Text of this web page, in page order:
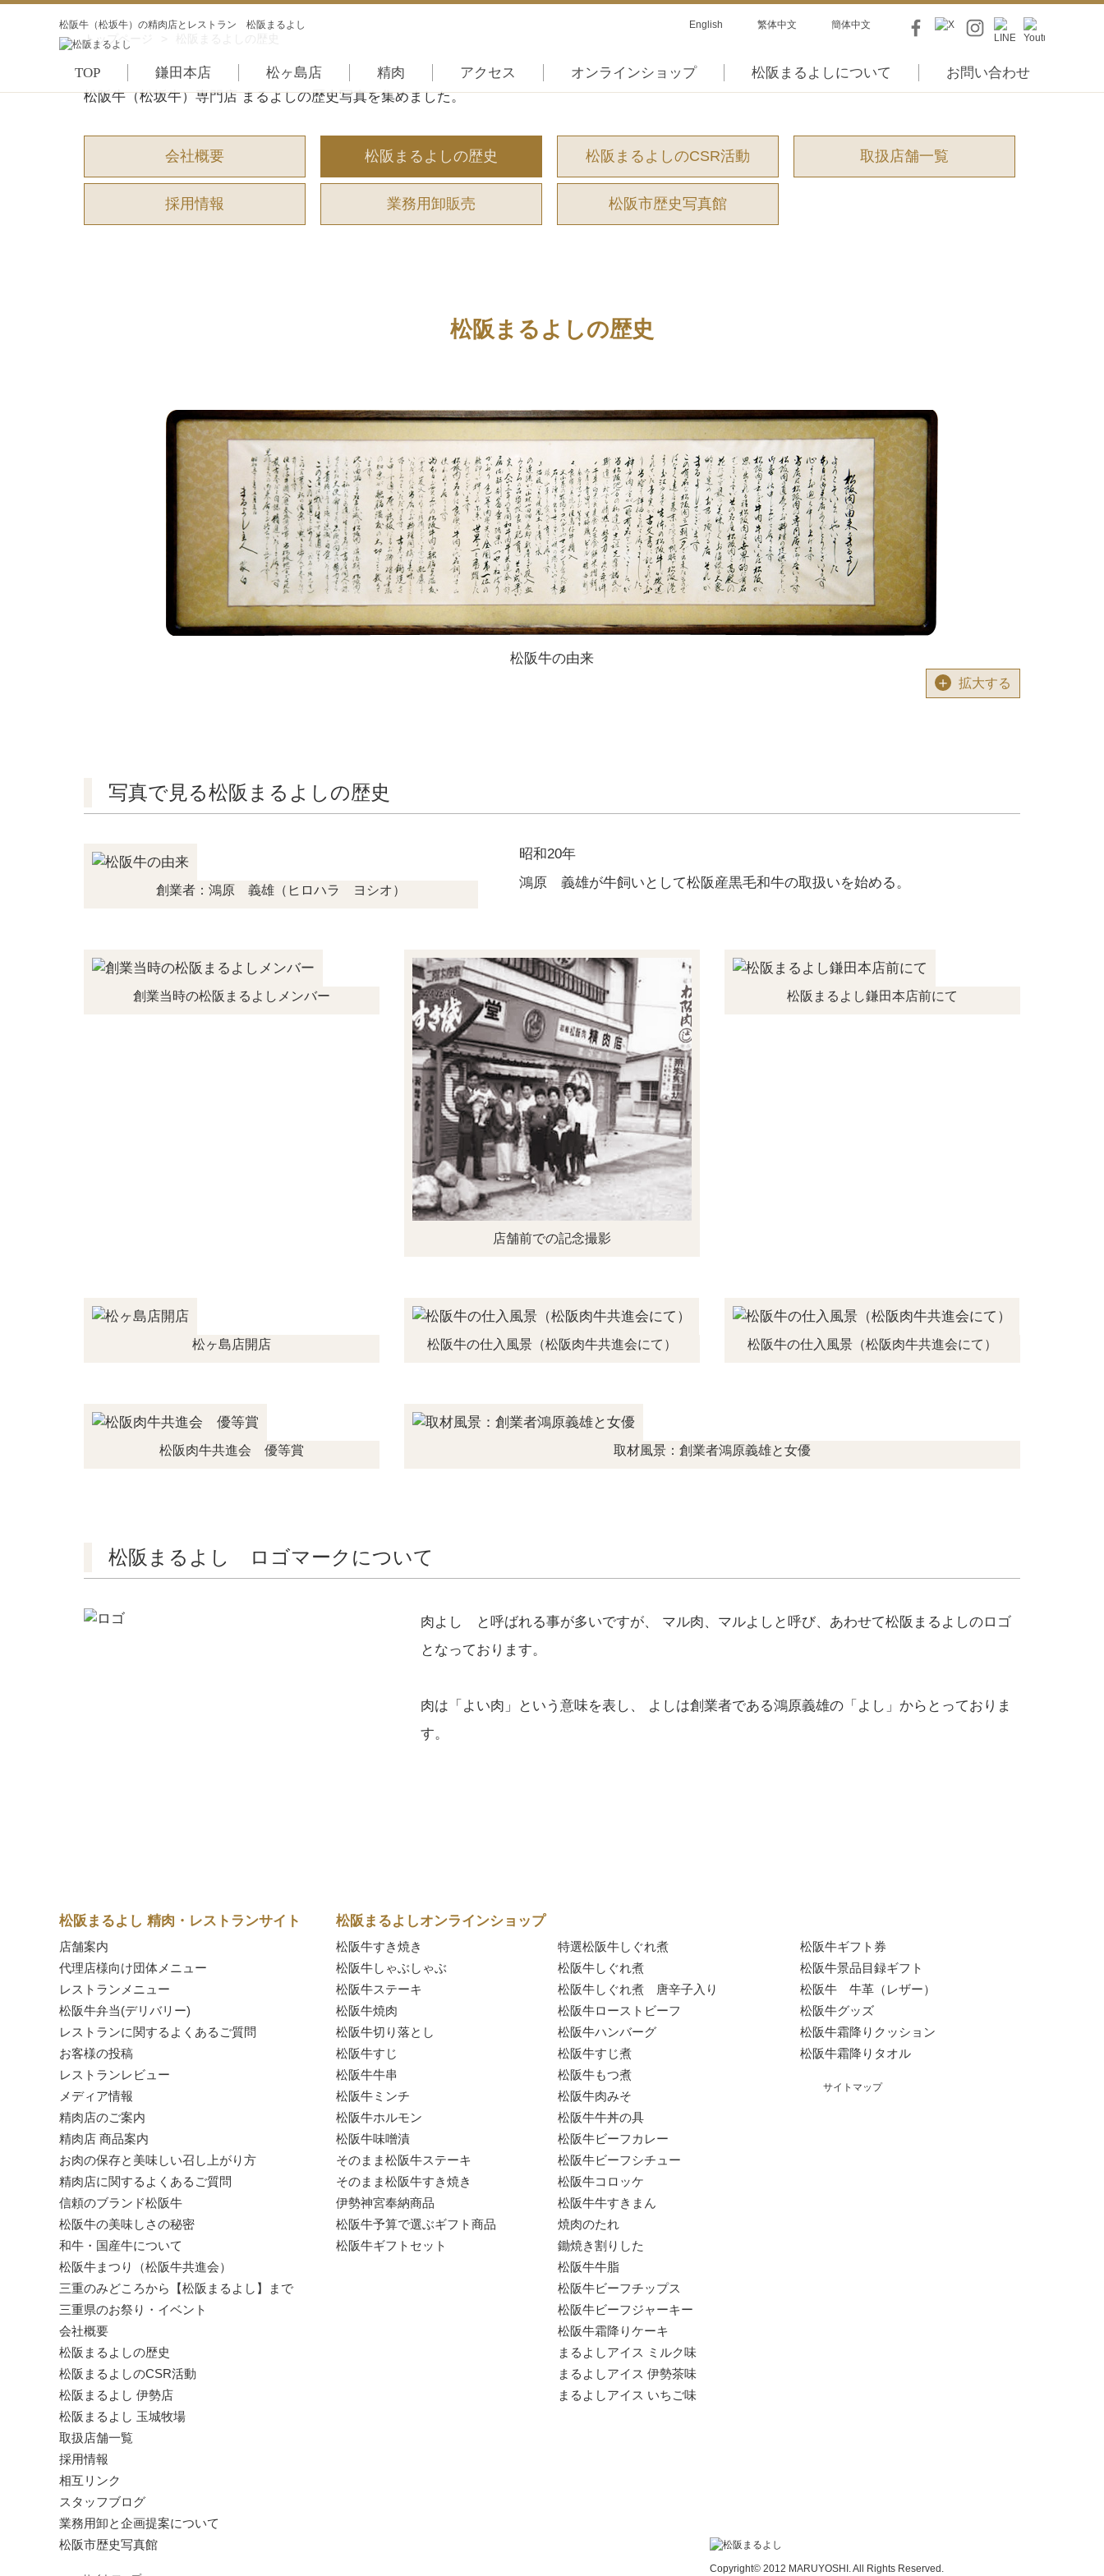
松阪牛（松坂牛）の精肉店とレストラン 松阪まるよし English 繁体中文 簡体中文
TOP 鎌田本店 松ヶ島店 精肉 アクセス オンラインショップ 松阪まるよしについて お問い合わせ
トップページ
松阪牛（松坂牛）専門店 まるよしの歴史写真を集めました。
会社概要 松阪まるよしの歴史 松阪まるよしのCSR活動 取扱店舗一覧
採用情報 業務用卸販売 松阪市歴史写真館
松阪まるよしの歴史
松阪牛の由来
＋ 拡大する
写真で見る松阪まるよしの歴史
創業者：鴻原 義雄（ヒロハラ ヨシオ）
昭和20年
鴻原 義雄が牛飼いとして松阪産黒毛和牛の取扱いを始める。
創業当時の松阪まるよしメンバー
店舗前での記念撮影
松阪まるよし鎌田本店前にて
松ヶ島店開店 松阪牛の仕入風景 （松阪肉牛共進会にて） 松阪牛の仕入風景 （松阪肉牛共進会にて）
松阪肉牛共進会 優等賞 取材風景：創業者鴻原義雄と女優
松阪まるよし ロゴマークについて
肉よし と呼ばれる事が多いですが、 マル肉、マルよしと呼び、あわせて松阪まるよしのロゴ
となっております。
肉は「よい肉」という意味を表し、 よしは創業者である鴻原義雄の「よし」からとっておりま
す。
Copyright© 2012 MARUYOSHI. All Rights Reserved.
松阪まるよし 精肉・レストランサイト
店舗案内
代理店様向け団体メニュー
レストランメニュー
松阪牛弁当(デリバリー)
レストランに関するよくあるご質問
お客様の投稿
レストランレビュー
メディア情報
精肉店のご案内
精肉店 商品案内
お肉の保存と美味しい召し上がり方
精肉店に関するよくあるご質問
信頼のブランド松阪牛
松阪牛の美味しさの秘密
和牛・国産牛について
松阪牛まつり（松阪牛共進会）
三重のみどころから【松阪まるよし】まで
三重県のお祭り・イベント
会社概要
松阪まるよしの歴史
松阪まるよしのCSR活動
松阪まるよし 伊勢店
松阪まるよし 玉城牧場
取扱店舗一覧
採用情報
相互リンク
スタッフブログ
業務用卸と企画提案について
松阪市歴史写真館
松阪まるよしオンラインショップ
松阪牛すき焼き
松阪牛しゃぶしゃぶ
松阪牛ステーキ
松阪牛焼肉
松阪牛切り落とし
松阪牛すじ
松阪牛牛串
松阪牛ミンチ
松阪牛ホルモン
松阪牛味噌漬
そのまま松阪牛ステーキ
そのまま松阪牛すき焼き
伊勢神宮奉納商品
松阪牛予算で選ぶギフト商品
松阪牛ギフトセット
特選松阪牛しぐれ煮
松阪牛しぐれ煮
松阪牛しぐれ煮 唐辛子入り
松阪牛ローストビーフ
松阪牛ハンバーグ
松阪牛すじ煮
松阪牛もつ煮
松阪牛肉みそ
松阪牛牛丼の具
松阪牛ビーフカレー
松阪牛ビーフシチュー
松阪牛コロッケ
松阪牛牛すきまん
焼肉のたれ
鋤焼き割りした
松阪牛牛脂
松阪牛ビーフチップス
松阪牛ビーフジャーキー
松阪牛霜降りケーキ
まるよしアイス ミルク味
まるよしアイス 伊勢茶味
まるよしアイス いちご味
松阪牛ギフト券
松阪牛景品目録ギフト
松阪牛 牛革（レザー）
松阪牛グッズ
松阪牛霜降りクッション
松阪牛霜降りタオル
サイトマップ